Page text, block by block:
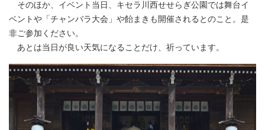
そのほか、イベント当日、キセラ川西せせらぎ公園では舞台イ
ベントや「チャンバラ大会」や飴まきも開催されるとのこと。是
非ご参加ください。
あとは当日が良い天気になることだけ、祈っています。